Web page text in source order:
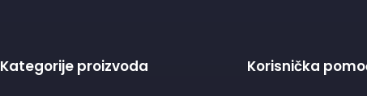
Kategorije proizvoda Korisnička